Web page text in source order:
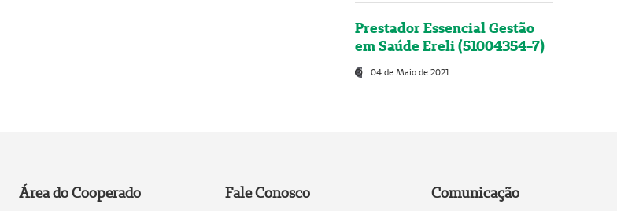
Prestador Essencial Gestão
em Saúde Ereli (51004354-7)
04 de Maio de 2021
Área do Cooperado Fale Conosco Comunicação